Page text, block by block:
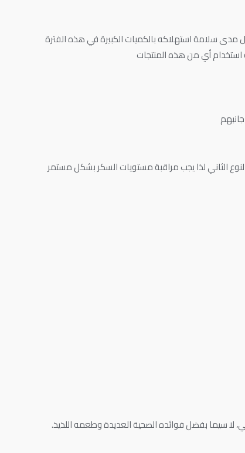
سلامة استهلاكه بالكميات الكبيرة في هذه الفترة
استخدام أي من هذه المنتجات
الثاني لذا يجب مراقبة مستويات السكر بشكل مستمر
لا سيما بفضل فوائده الصحية العديدة وطعمه اللذيذ.